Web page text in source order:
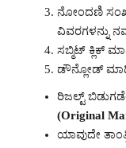
ನೋಂದಣಿ ಸಂಖ್ಯೆ
ವಿವರಗಳನ್ನು
ಸಬ್ಮಿಟ್ ಕ್ಲಿಕ್
ಡೌನ್ಲೋಡ್ ಮಾಡಿ
ರಿಜಲ್ಟ್
(Original
ಯಾವುದೇ